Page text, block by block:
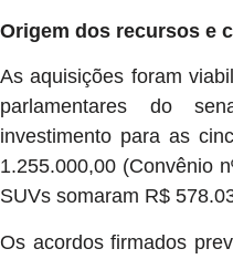
Origem dos recursos e
As aquisições foram
parlamentares do
investimento para as
1.255.000,00 (Convênio
SUVs somaram R$
Os acordos firmados